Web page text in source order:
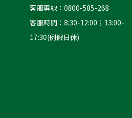
客服專線：0800-585-268
客服時間：8:30-12:00；13:00-
17:30(例假日休)